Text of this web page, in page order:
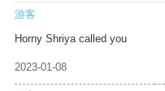
游客
Horny Shriya called you
2023-01-08